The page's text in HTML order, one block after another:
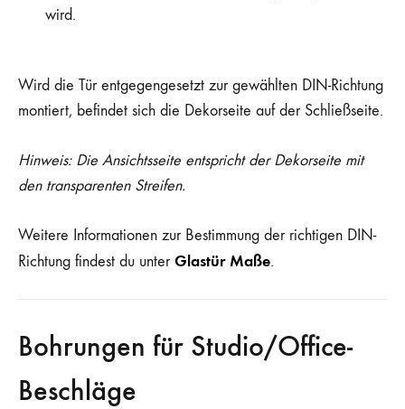
wird.
Wird die Tür entgegengesetzt zur gewählten DIN-Richtung
montiert, befindet sich die Dekorseite auf der Schließseite.
Hinweis: Die Ansichtsseite entspricht der Dekorseite mit
den transparenten Streifen.
Weitere Informationen zur Bestimmung der richtigen DIN-
Richtung findest du unterGlastür Maße.
Bohrungen für Studio/Office-
Beschläge